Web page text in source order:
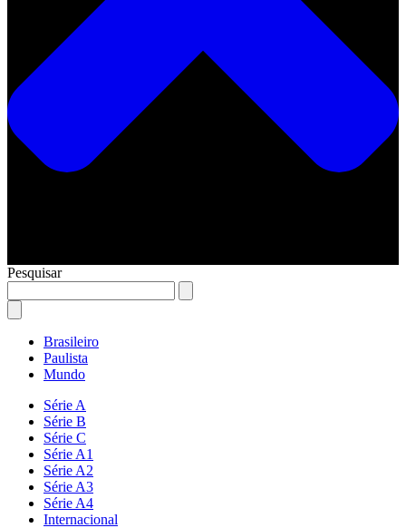
Pesquisar
Brasileiro
Paulista
Mundo
Série A
Série B
Série C
Série A1
Série A2
Série A3
Série A4
Internacional